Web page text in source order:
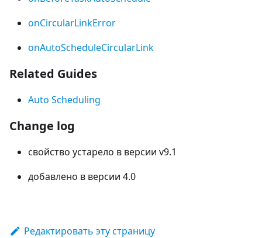
onCircularLinkError
onAutoScheduleCircularLink
Related Guides
Auto Scheduling
Change log
свойство устарело в версии v9.1
добавлено в версии 4.0
Редактировать эту страницу